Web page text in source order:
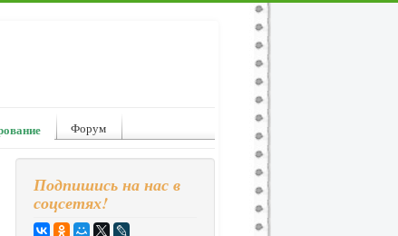
Форум
Подпишись на нас в
соцсетях!